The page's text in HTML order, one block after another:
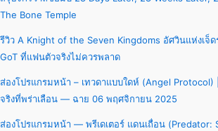
The Bone Temple
รีวิว A Knight of the Seven Kingdoms อัศวินแห่งเจ็
GoT ที่แฟนตัวจริงไม่ควรพลาด
ส่องโปรแกรมหน้า – เทวดาแบบใดห์ (Angel Protocol)
จริงที่พร่าเลือน — ฉาย 06 พฤศจิกายน 2025
ส่องโปรแกรมหน้า — พรีเดเตอร์ แดนเถื่อน (Predator: